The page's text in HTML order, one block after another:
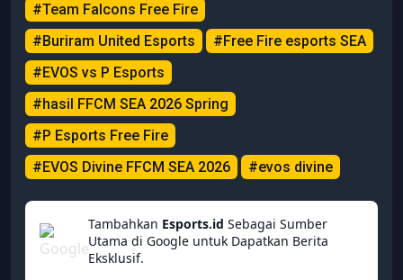
#Team Falcons Free Fire
#Buriram United Esports
#Free Fire esports SEA
#EVOS vs P Esports
#hasil FFCM SEA 2026 Spring
#P Esports Free Fire
#EVOS Divine FFCM SEA 2026
#evos divine
Tambahkan Esports.id Sebagai Sumber
Utama di Google untuk Dapatkan Berita
Eksklusif.